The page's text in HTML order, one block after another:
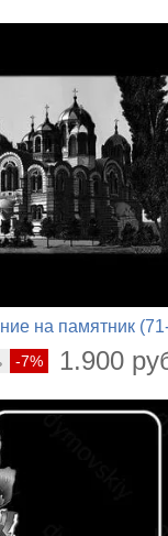
на памятник
-7% 1.900